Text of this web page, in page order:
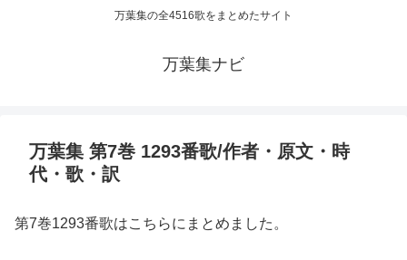
万葉集の全4516歌をまとめたサイト
万葉集ナビ
万葉集 第7巻 1293番歌/作者・原文・時
代・歌・訳
第7巻1293番歌はこちらにまとめました。